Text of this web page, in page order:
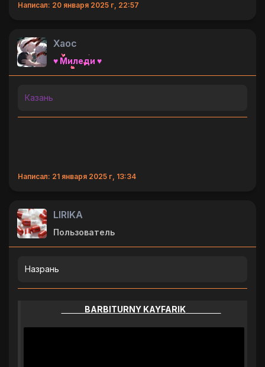
Написал: 20 января 2025 г, 22:57
Хаос
♥ Миледи ♥
Казань
Написал: 21 января 2025 г, 13:34
LlRlKA
Пользователь
Назрань
BARBITURNY KAYFARIK